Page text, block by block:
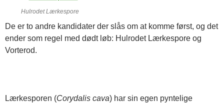
Hulrodet Lærkespore
De er to andre kandidater der slås om at komme først, og det
ender som regel med dødt løb: Hulrodet Lærkespore og
Vorterod.
Lærkesporen (Corydalis cava) har sin egen pyntelige